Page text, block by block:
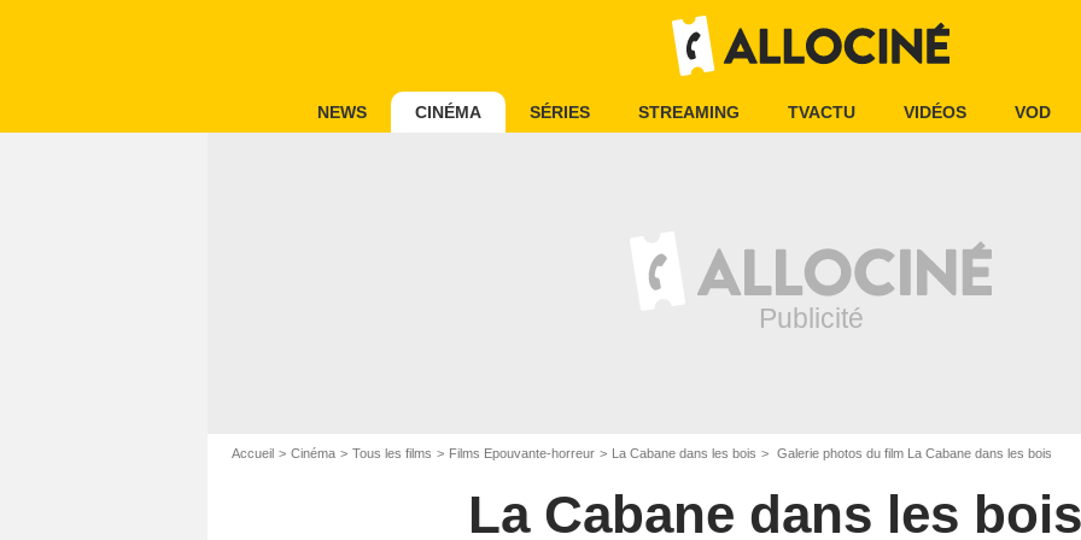
NEWS CINÉMA SÉRIES STREAMING TVACTU VIDÉOS VOD
Accueil Cinéma Tous les films Films Epouvante-horreur La Cabane dans les bois Galerie photos du film La Cabane dans les bois
La Cabane dans les bois